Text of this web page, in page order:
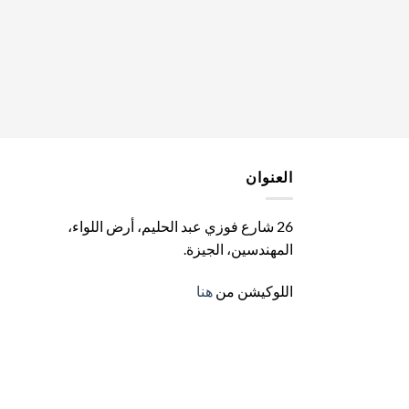
العنوان
26 شارع فوزي عبد الحليم، أرض اللواء،
المهندسين، الجيزة.
اللوكيشن من هنا